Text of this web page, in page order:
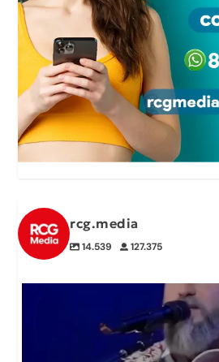
rcg.media
14.539 127.375
🚢🎶 Zac Brown sorprendió a
1 0